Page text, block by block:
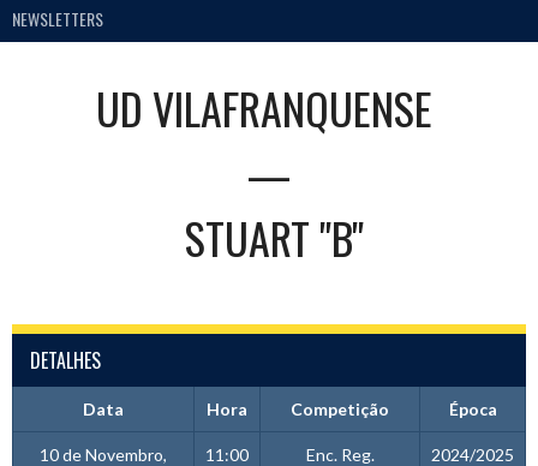
NEWSLETTERS
UD VILAFRANQUENSE
—
STUART "B"
DETALHES
Data Hora Competição Época
10 de Novembro,
11:00
Enc. Reg.
2024/2025